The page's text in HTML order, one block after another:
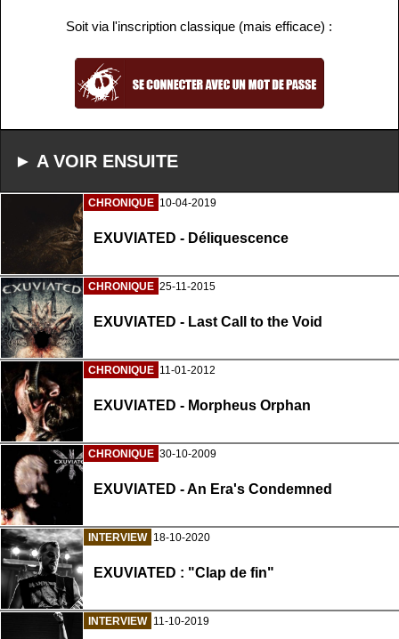
Soit via l'inscription classique (mais efficace) :
► A VOIR ENSUITE
CHRONIQUE 10-04-2019
EXUVIATED - Déliquescence
CHRONIQUE 25-11-2015
EXUVIATED - Last Call to the Void
CHRONIQUE 11-01-2012
EXUVIATED - Morpheus Orphan
CHRONIQUE 30-10-2009
EXUVIATED - An Era's Condemned
INTERVIEW 18-10-2020
EXUVIATED : "Clap de fin"
INTERVIEW 11-10-2019